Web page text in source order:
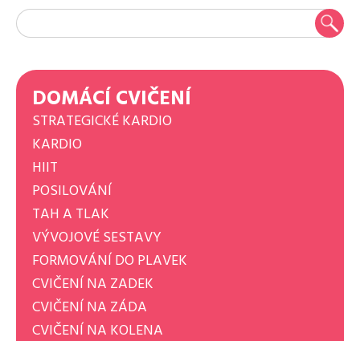
DOMÁCÍ CVIČENÍ
STRATEGICKÉ KARDIO
KARDIO
HIIT
POSILOVÁNÍ
TAH A TLAK
VÝVOJOVÉ SESTAVY
FORMOVÁNÍ DO PLAVEK
CVIČENÍ NA ZADEK
CVIČENÍ NA ZÁDA
CVIČENÍ NA KOLENA